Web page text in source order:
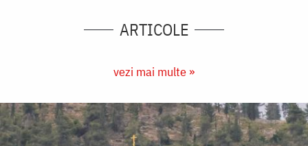
ARTICOLE
vezi mai multe »